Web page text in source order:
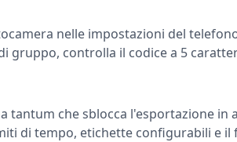
nelle impostazioni del
gruppo, controlla il codice a 5
tantum che sblocca l'esportazione
di tempo, etichette configurabili e il